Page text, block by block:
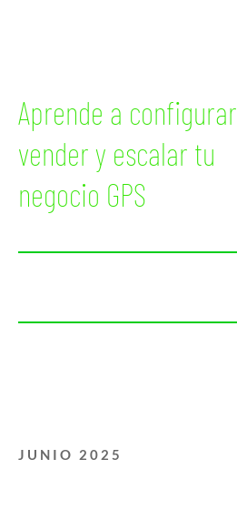
Aprende a
vender y escalar tu
negocio GPS
JUNIO 2025